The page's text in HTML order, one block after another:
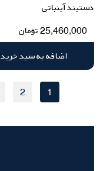
دستبند آبنباتی
25,460,000تومان
اضافه به سبد خرید
1
2